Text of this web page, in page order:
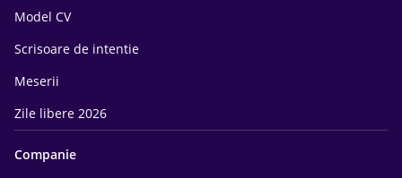
Model CV
Scrisoare de intentie
Meserii
Zile libere 2026
Companie